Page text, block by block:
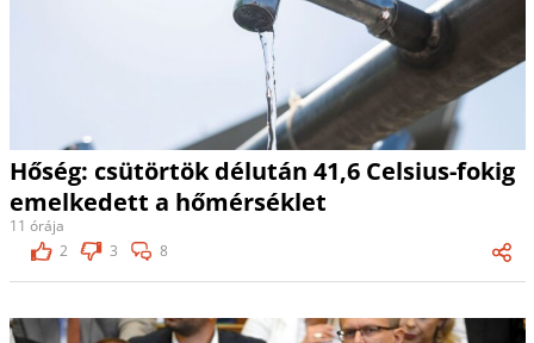
Hőség: csütörtök délután 41,6 Celsius-fokig
emelkedett a hőmérséklet
11 órája
2
3 8